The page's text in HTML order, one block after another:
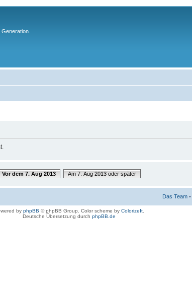
Vor dem 7. Aug 2013 Am 7. Aug 2013 oder später
Das Team •
by phpBB © phpBB Group. Color scheme by ColorizeIt.
Deutsche Übersetzung durch phpBB.de